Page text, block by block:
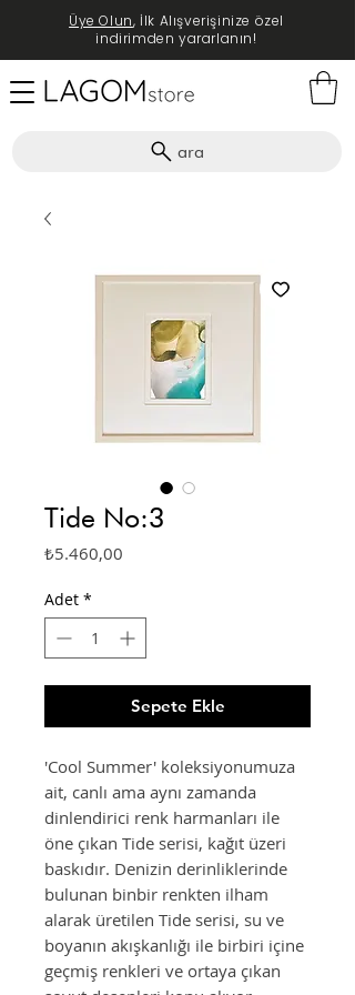
ara
Üye Olun, İlk Alışverişinize özel
indirimden yararlanın!
Tide No:3
₺5.460,00
Adet *
Sepete Ekle
'Cool Summer' koleksiyonumuza
ait, canlı ama aynı zamanda
dinlendirici renk harmanları ile
öne çıkan Tide serisi, kağıt üzeri
baskıdır. Denizin derinliklerinde
bulunan binbir renkten ilham
alarak üretilen Tide serisi, su ve
boyanın akışkanlığı ile birbiri içine
geçmiş renkleri ve ortaya çıkan